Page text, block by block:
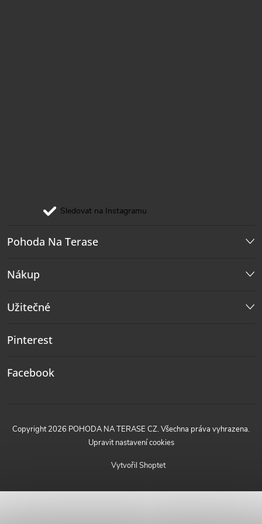
Sledovat na Instagramu
Pohoda Na Terase
Nákup
Užitečné
Pinterest
Facebook
Vytvořil Shoptet
Copyright 2026 POHODA NA TERASE CZ. Všechna práva vyhrazena.
Upravit nastavení cookies